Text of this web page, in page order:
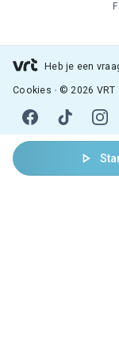
Heb je een
Cookies © 2026 VRT